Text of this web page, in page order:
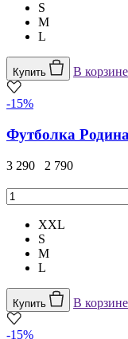
S
M
L
Купить В корзине
-15%
Футболка
3 290 2 790
XXL
S
M
L
Купить В корзине
-15%